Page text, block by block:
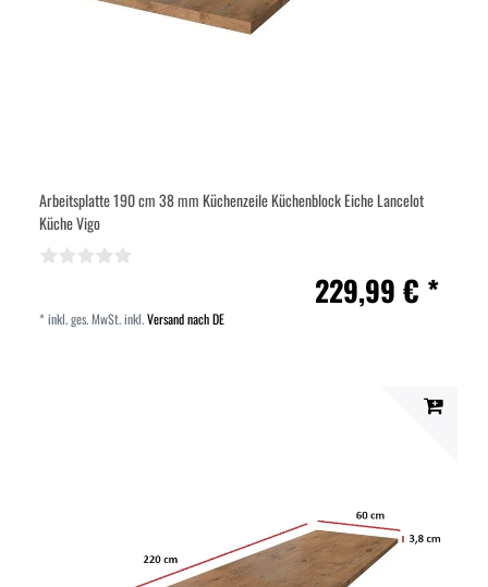
Arbeitsplatte 190 cm 38 mm Küchenzeile Küchenblock Eiche Lancelot
Küche Vigo
229,99 € *
*inkl. ges. MwSt.inkl.Versand nach DE